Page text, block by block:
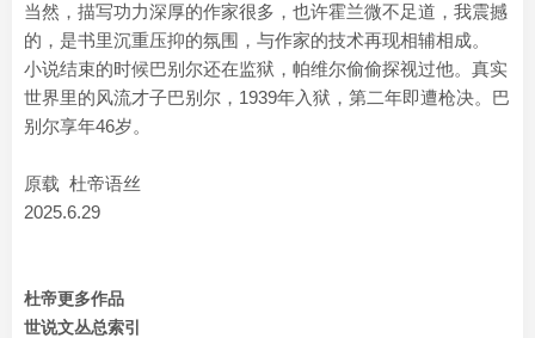
当然，描写功力深厚的作家很多，也许霍兰微不足道，我震撼
的，是书里沉重压抑的氛围，与作家的技术再现相辅相成。
小说结束的时候巴别尔还在监狱，帕维尔偷偷探视过他。真实
世界里的风流才子巴别尔，1939年入狱，第二年即遭枪决。巴
别尔享年46岁。
原载 杜帝语丝
2025.6.29
杜帝更多作品
世说文丛总索引